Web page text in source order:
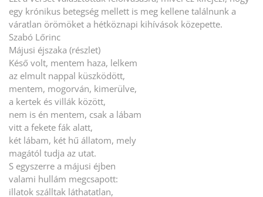
egy krónikus betegség mellett is meg kellene találnunk a
váratlan örömöket a hétköznapi kihívások közepette.
Szabó Lőrinc
Májusi éjszaka (részlet)
Késő volt, mentem haza, lelkem
az elmult nappal küszködött,
mentem, mogorván, kimerülve,
a kertek és villák között,
nem is én mentem, csak a lábam
vitt a fekete fák alatt,
két lábam, két hű állatom, mely
magától tudja az utat.
S egyszerre a májusi éjben
valami hullám megcsapott:
illatok szálltak láthatatlan,